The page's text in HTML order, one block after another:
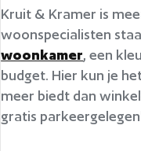
Kruit & Kramer is
woonspecialisten
woonkamer, een
budget. Hier kun je
meer biedt dan
gratis